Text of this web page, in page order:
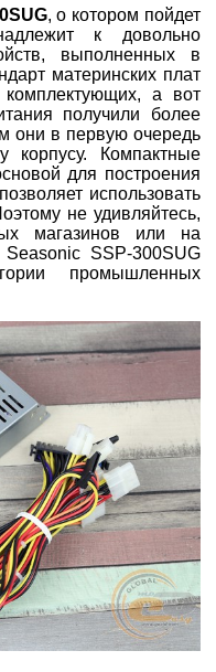
SUG, о котором пойдет
к довольно
выполненных в
материнских плат
а вот
получили более
они в первую очередь
Компактные
для построения
использовать
не удивляйтесь,
магазинов или на
SSP-300SUG
промышленных